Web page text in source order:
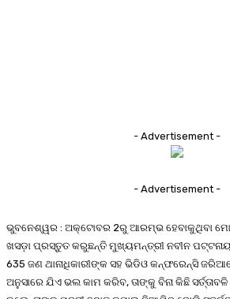
- Advertisement -
- Advertisement -
ଭୁବନେଶ୍ୱର : ଅକ୍ଟୋବର 2ରୁ ଆରମ୍ଭ ହେବାକୁଥିବା ମୋ
ଖସଡ଼ା ପ୍ରସ୍ତୁତ କରୁଛନ୍ତି ମୁଖ୍ୟମନ୍ତ୍ରୀ ନବୀନ
635 ଜଣ ଥାନାଧିକାରୀଙ୍କ ସହ ଭିଡିଓ କନ୍ଫରେନ୍ସି
ଅନୁସାରେ ଯିଏ ଭଲ କାମ କରିବ, ତାଙ୍କୁ ବିନା କିଛି